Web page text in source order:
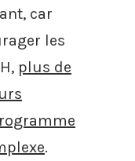
car
les
plus de
.